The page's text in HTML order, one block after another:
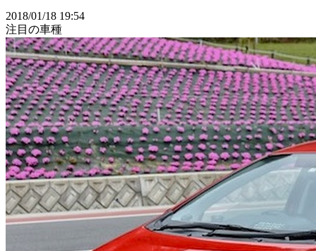
2018/01/18 19:54
注目の車種